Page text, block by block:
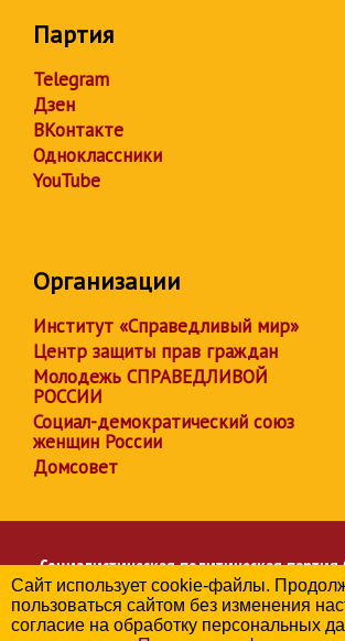
Партия
Telegram
Дзен
ВКонтакте
Одноклассники
YouTube
Организации
Институт «Справедливый мир»
Центр защиты прав граждан
Молодежь СПРАВЕДЛИВОЙ
РОССИИ
Социал-демократический союз
женщин России
Домсовет
Социалистическая политическая партия
РОССИЯ
Региональное отделение партии в
Сайт использует cookie-файлы.
пользоваться сайтом без изменения
согласие на обработку персональных